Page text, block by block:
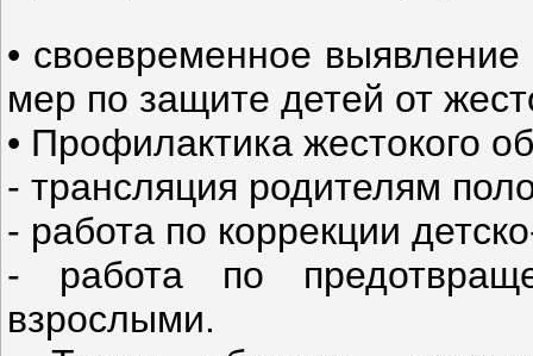
• своевременное
мер по защите детей от
• Профилактика жестокого
- трансляция родителям
- работа по коррекции
- работа по
взрослыми.